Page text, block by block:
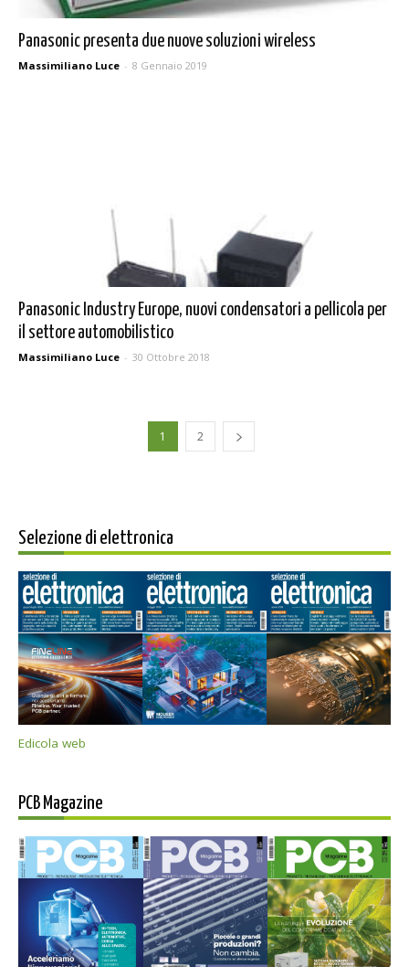
Panasonic presenta due nuove soluzioni wireless
Massimiliano Luce - 8 Gennaio 2019
Panasonic Industry Europe, nuovi condensatori a pellicola per
il settore automobilistico
Massimiliano Luce - 30 Ottobre 2018
1 2
Selezione di elettronica
Edicola web
PCB Magazine